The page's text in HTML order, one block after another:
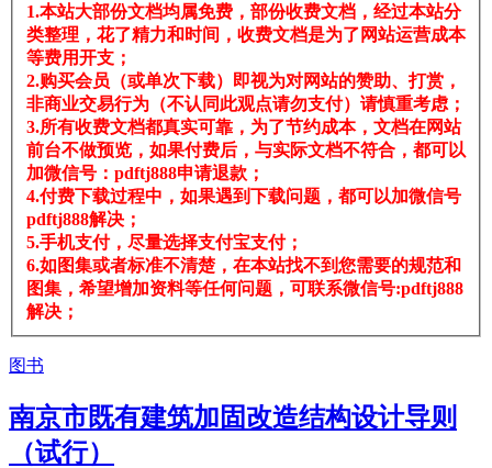
1.本站大部份文档均属免费，部份收费文档，经过本站分
类整理，花了精力和时间，收费文档是为了网站运营成本
等费用开支；
2.购买会员（或单次下载）即视为对网站的赞助、打赏，
非商业交易行为（不认同此观点请勿支付）请慎重考虑；
3.所有收费文档都真实可靠，为了节约成本，文档在网站
前台不做预览，如果付费后，与实际文档不符合，都可以
加微信号：pdftj888申请退款；
4.付费下载过程中，如果遇到下载问题，都可以加微信号
pdftj888解决；
5.手机支付，尽量选择支付宝支付；
6.如图集或者标准不清楚，在本站找不到您需要的规范和
图集，希望增加资料等任何问题，可联系微信号:pdftj888
解决；
图书
南京市既有建筑加固改造结构设计导则
（试行）